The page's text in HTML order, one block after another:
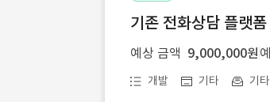
기존 전화상담 플랫
예상 금액 9,000,000원
개발 기타 기